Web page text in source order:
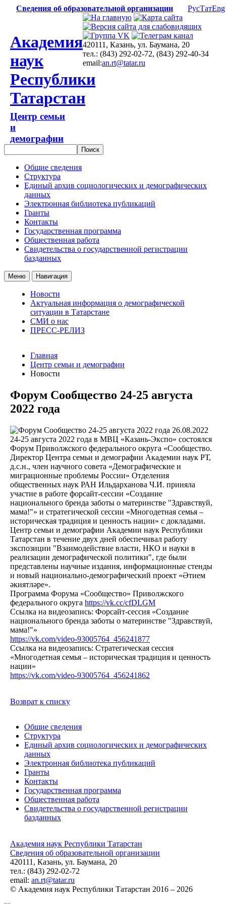
Сведения об образовательной организации РусТатEng
Академия
наук
Республики
Татарстан
Центр семьи
и
демографии
420111, Казань, ул. Баумана, 20
тел.: (843) 292-02-72, (843) 292-40-34
email:an.rt@tatar.ru
Общие сведения
Структура
Единый архив социологических и демографических
данных
Электронная библиотека публикаций
Гранты
Контакты
Государственная программа
Общественная работа
Свидетельства о государственной регистрации
базданных
Меню Навигация
Новости
Актуальная информация о демографической
ситуации в Татарстане
СМИ о нас
ПРЕСС-РЕЛИЗ
Главная
Центр семьи и демографии
Новости
Форум Сообщество 24-25 августа
2022 года
26.08.2022
24-25 августа 2022 года в МВЦ «Казань-Экспо» состоялся
Форум Приволжского федерального округа «Сообщество.
Директор Центра семьи и демографии Академии наук РТ,
д.с.н., член научного совета «Демографические и
миграционные проблемы России» Отделения
общественных наук РАН Ильдарханова Ч.И. приняла
участие в работе форсайт-сессии «Создание
национального бренда заботы о материнстве "Здравствуй,
мама!"» и стратегической сессии «Многодетная семья –
историческая традиция и ценность нации» с докладами.
Центр семьи и демографии Академии наук Республики
Татарстан в течение двух дней обеспечивал работу
экспозиции "Взаимодействие власти, НКО и науки в
реализации демографической политики", где были
представлены научные издания, информационные стенды
и новый национально-демографический проект «Әтием
әкиятләре».
Программа Форума «Сообщество» Приволжского
федерального округа https://vk.cc/cfDLGM
Ссылка на видеозапись: Форсайт-сессия «Создание
национального бренда заботы о материнстве "Здравствуй,
мама!"»
https://vk.com/video-93005764_456241877
Ссылка на видеозапись: Стратегическая сессия
«Многодетная семья – историческая традиция и ценность
нации»
https://vk.com/video-93005764_456241862
Возврат к списку
Общие сведения
Структура
Единый архив социологических и демографических
данных
Электронная библиотека публикаций
Гранты
Контакты
Государственная программа
Общественная работа
Свидетельства о государственной регистрации
базданных
Академия наук Республики Татарстан
Сведения об образовательной организации
420111, Казань, ул. Баумана, 20
тел.: (843) 292-02-72
email: an.rt@tatar.ru
© Академия наук Республики Татарстан 2016 – 2026